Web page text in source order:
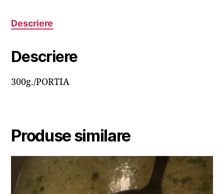
Descriere
Descriere
300g./PORTIA
Produse similare